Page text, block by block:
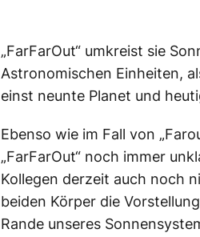
„FarFarOut“ umkreist sie
Astronomischen Einheiten,
einst neunte Planet und
Ebenso wie im Fall von
„FarFarOut“ noch immer
Kollegen derzeit auch noch
beiden Körper die
Rande unseres